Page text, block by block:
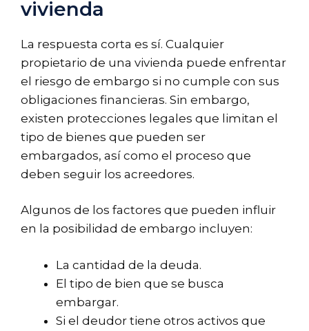
vivienda
La respuesta corta es sí. Cualquier
propietario de una vivienda puede enfrentar
el riesgo de embargo si no cumple con sus
obligaciones financieras. Sin embargo,
existen protecciones legales que limitan el
tipo de bienes que pueden ser
embargados, así como el proceso que
deben seguir los acreedores.
Algunos de los factores que pueden influir
en la posibilidad de embargo incluyen:
La cantidad de la deuda.
El tipo de bien que se busca
embargar.
Si el deudor tiene otros activos que